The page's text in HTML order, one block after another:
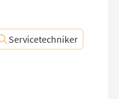
Servicetechniker